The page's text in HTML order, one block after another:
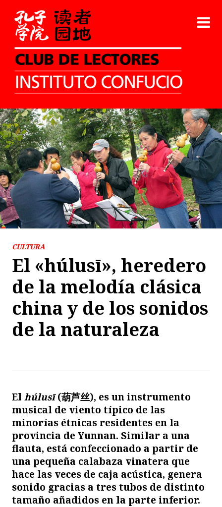
CULTURA
El «húlusī», heredero
de la melodía clásica
china y de los sonidos
de la naturaleza
El húlusī(葫芦丝), es un instrumento
musical de viento típico de las
minorías étnicas residentes en la
provincia de Yunnan. Similar a una
flauta, está confeccionado a partir de
una pequeña calabaza vinatera que
hace las veces de caja acústica, genera
sonido gracias a tres tubos de distinto
tamaño añadidos en la parte inferior.